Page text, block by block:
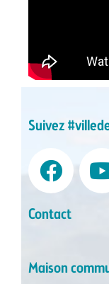
Suivez
Contact
Maison